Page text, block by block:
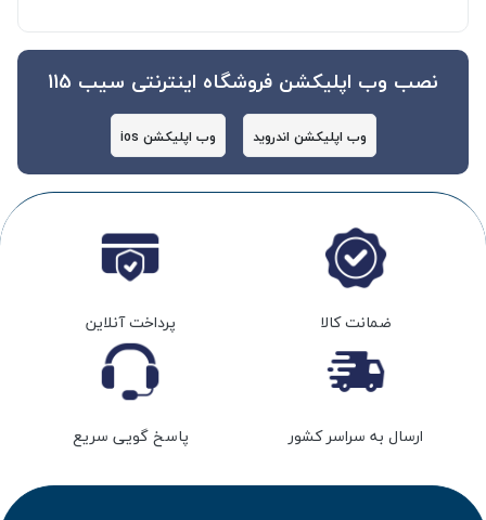
نصب وب اپلیکشن فروشگاه اینترنتی سیب 115
وب اپلیکشن اندروید وب اپلیکشن ios
ضمانت کالا پرداخت آنلاین
ارسال به سراسر کشور پاسخ گویی سریع